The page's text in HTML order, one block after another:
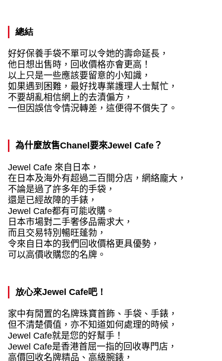
總結
好好保養手袋不單可以令她的壽命延長，
他日想出售時，回收價格亦會更高！
以上只是一些應該要留意的小知識，
如果遇到困難，最好找專業護理人士幫忙，
不要胡亂相信網上的去漬偏方，
一但因誤信令情況轉差，這便得不償失了。
為什麼放售Chanel要來Jewel Cafe？
Jewel Cafe 來自日本，
在日本及海外有超過二百間分店，網絡龐大，
不論是過了許多年的手袋，
還是已經故障的手錶，
Jewel Cafe都有可能收購。
日本市場對二手奢侈品需求大，
而且交易特別暢旺蓬勃，
令來自日本的我們回收價格更具優勢，
可以高價收購您的名牌。
放心來Jewel Cafe吧！
家中有閒置的名牌珠寶首飾、手袋、手錶，
但不清楚價值，亦不知道如何處理的時候，
Jewel Cafe就是您的好幫手！
Jewel Cafe是香港首屈一指的回收專門店，
高價回收名牌精品、高級腕錶，